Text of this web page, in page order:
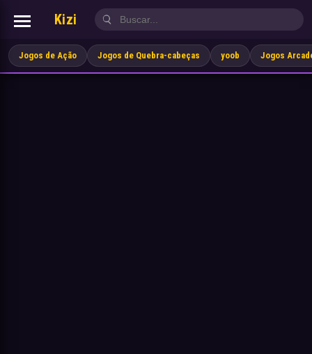
Kizi
Jogos de Ação Jogos de Quebra-cabeças yoob Jogos